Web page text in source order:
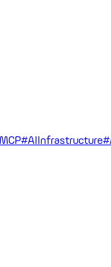
#AIInfrastructure